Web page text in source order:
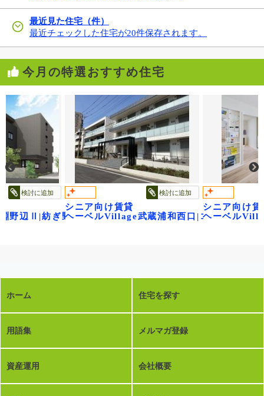
最近見た住宅（件）
最近チェックした住宅が20件保存されます。
今月の特選おすすめ住宅
検討に追加
野辺Ⅱ|紡ぎ野
検討に追加
シニア向け賃貸
ヘーベルVillage武蔵浦和西口|コンフォート
シニア向け賃
ヘーベル
ホーム 住宅を探す
用語集 メルマガ登録
資産運用 会社概要